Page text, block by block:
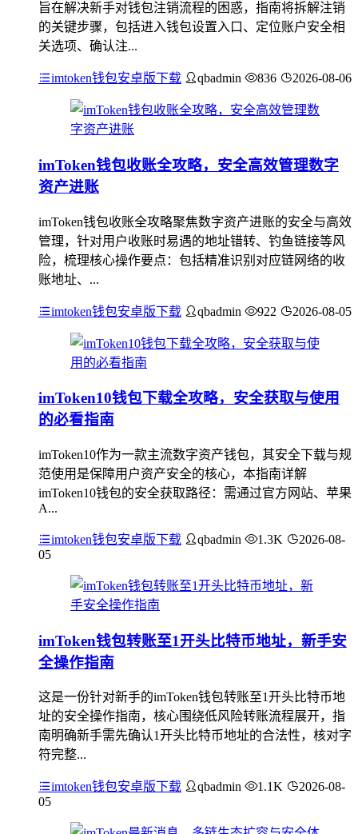
旨在解决新手对钱包注销流程的困惑，指南将拆解注销
的关键步骤，包括进入钱包设置入口、定位账户安全相
关选项、确认注...
imtoken钱包安卓版下载 qbadmin 836 2026-08-06
imToken钱包收账全攻略，安全高效管理数字
资产进账
imToken钱包收账全攻略聚焦数字资产进账的安全与高效
管理，针对用户收账时易遇的地址错转、钓鱼链接等风
险，梳理核心操作要点：包括精准识别对应链网络的收
账地址、...
imtoken钱包安卓版下载 qbadmin 922 2026-08-05
imToken10钱包下载全攻略，安全获取与使用
的必看指南
imToken10作为一款主流数字资产钱包，其安全下载与规
范使用是保障用户资产安全的核心，本指南详解
imToken10钱包的安全获取路径：需通过官方网站、苹果
A...
imtoken钱包安卓版下载 qbadmin 1.3K
2026-08-
05
imToken钱包转账至1开头比特币地址，新手安
全操作指南
这是一份针对新手的imToken钱包转账至1开头比特币地
址的安全操作指南，核心围绕低风险转账流程展开，指
南明确新手需先确认1开头比特币地址的合法性，核对字
符完整...
imtoken钱包安卓版下载 qbadmin 1.1K
2026-08-
05